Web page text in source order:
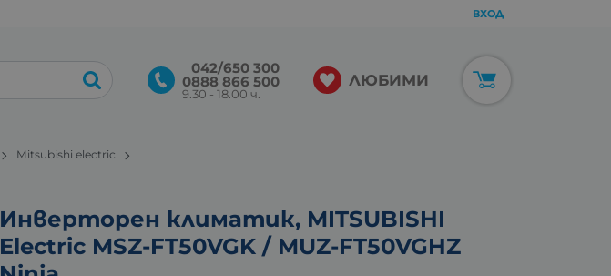
ВХОД
042/650 300
0888 866 500
9.30 - 18.00 ч.
ЛЮБИМИ
Mitsubishi electric
Инверторен климатик, MITSUBISHI
Electric MSZ-FT50VGK / MUZ-FT50VGHZ